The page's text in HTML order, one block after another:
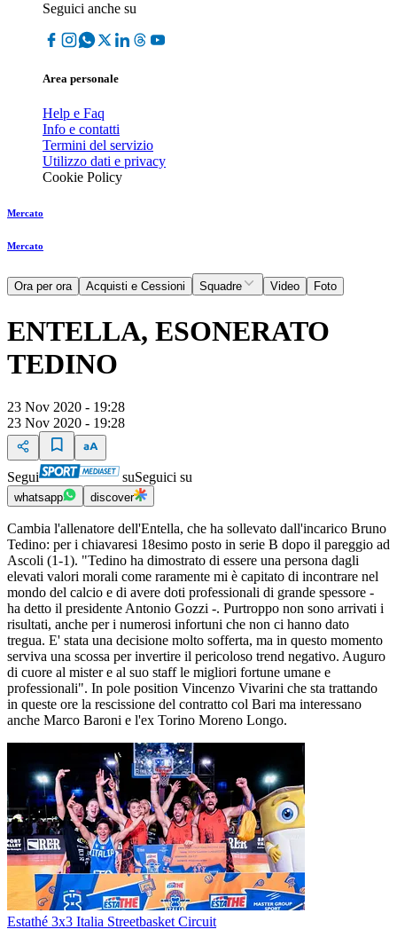
Seguici anche su
Area personale
Help e Faq
Info e contatti
Termini del servizio
Utilizzo dati e privacy
Cookie Policy
Mercato
Mercato
Ora per ora Acquisti e Cessioni Squadre Video Foto
ENTELLA, ESONERATO
TEDINO
23 Nov 2020 - 19:28
23 Nov 2020 - 19:28
Segui suSeguici su
whatsapp discover
Cambia l'allenatore dell'Entella, che ha sollevato dall'incarico Bruno
Tedino: per i chiavaresi 18esimo posto in serie B dopo il pareggio ad
Ascoli (1-1). "Tedino ha dimostrato di essere una persona dagli
elevati valori morali come raramente mi è capitato di incontrare nel
mondo del calcio e di avere doti professionali di grande spessore -
ha detto il presidente Antonio Gozzi -. Purtroppo non sono arrivati i
risultati, anche per i numerosi infortuni che non ci hanno dato
tregua. E' stata una decisione molto sofferta, ma in questo momento
serviva una scossa per invertire il pericoloso trend negativo. Auguro
di cuore al mister e al suo staff le migliori fortune umane e
professionali". In pole position Vincenzo Vivarini che sta trattando
in queste ore la rescissione del contratto col Bari ma interessano
anche Marco Baroni e l'ex Torino Moreno Longo.
Estathé 3x3 Italia Streetbasket Circuit